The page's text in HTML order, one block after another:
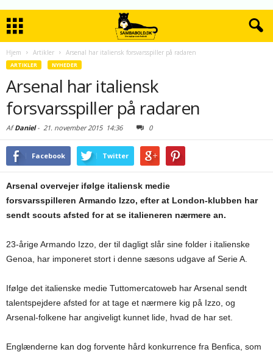
Hjem Artikler Arsenal har italiensk forsvarsspiller på radaren
ARTIKLER NYHEDER
Arsenal har italiensk
forsvarsspiller på radaren
AfDaniel- 21. november 201514:36 0
Facebook Twitter
Arsenal overvejer ifølge italiensk medie
forsvarsspilleren Armando Izzo, efter at London-klubben har
sendt scouts afsted for at se italieneren nærmere an.
23-årige Armando Izzo, der til dagligt slår sine folder i italienske
Genoa, har imponeret stort i denne sæsons udgave af Serie A.
Ifølge det italienske medie Tuttomercatoweb har Arsenal sendt
talentspejdere afsted for at tage et nærmere kig på Izzo, og
Arsenal-folkene har angiveligt kunnet lide, hvad de har set.
Englænderne kan dog forvente hård konkurrence fra Benfica, som